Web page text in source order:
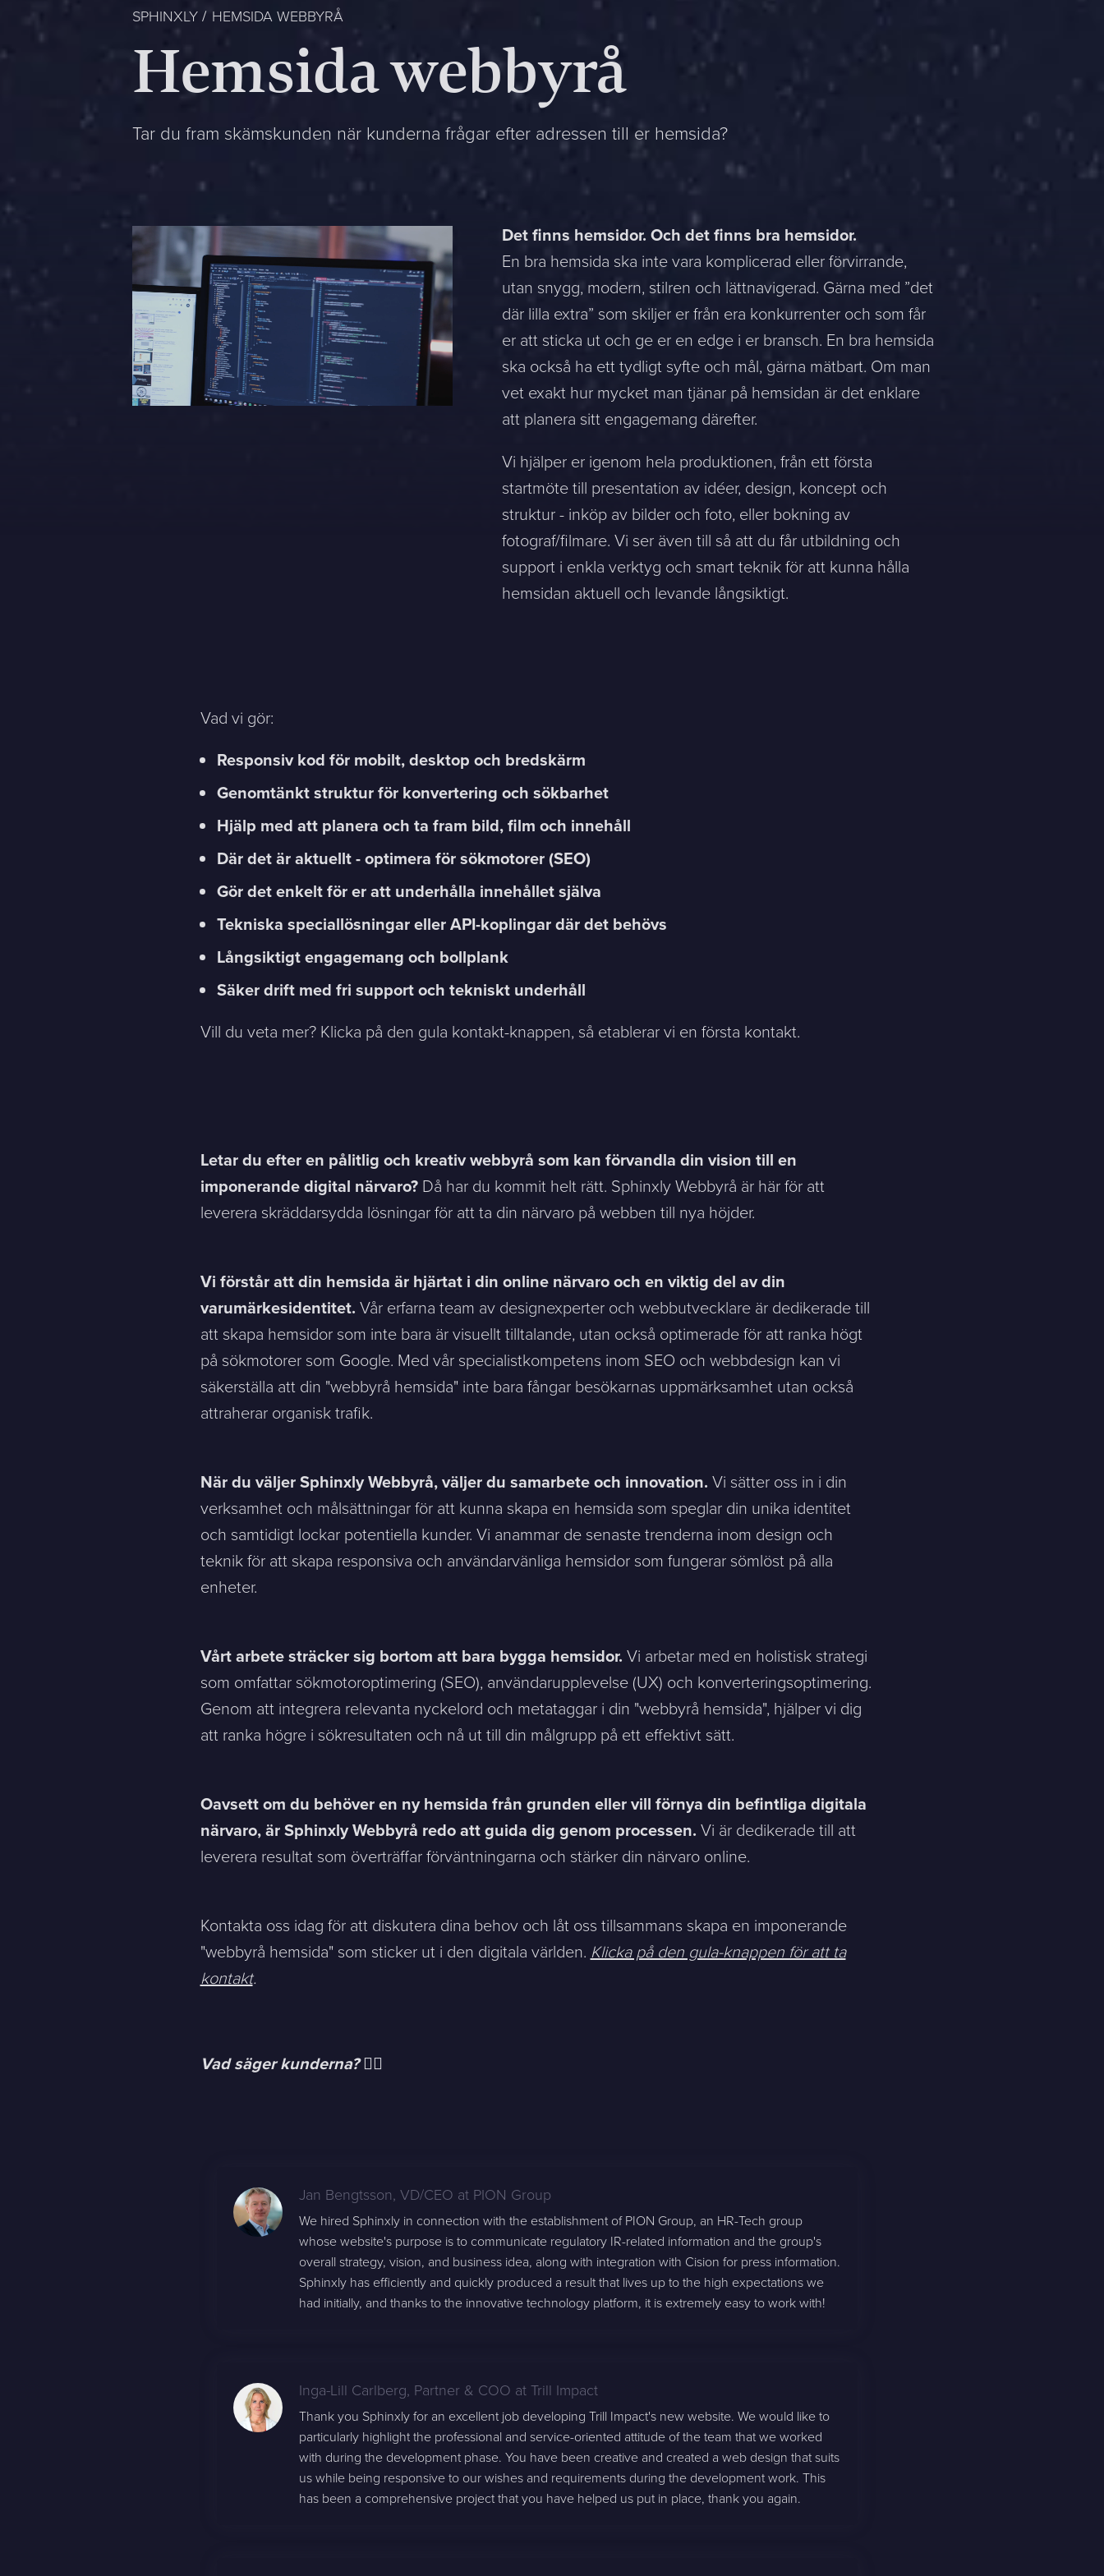
Contact
Jag vill... Mitt största problem är...
Company *
Det är OK att Sphinxly använder mina uppgifter för att kontakta mig. (
Skicka meddelande
+468-665 00 30
hej@sphinxly.se
Existing customer?
Support
About Us / Contact
training
SPHINXLY HEMSIDA WEBBYRÅ
Hemsida webbyrå
Tar du fram skämskunden när kunderna frågar efter adressen till er hemsida?
Det finns hemsidor. Och det finns bra hemsidor.
En bra hemsida ska inte vara komplicerad eller förvirrande,
utan snygg, modern, stilren och lättnavigerad. Gärna med ”det
där lilla extra” som skiljer er från era konkurrenter och som får
er att sticka ut och ge er en edge i er bransch. En bra hemsida
ska också ha ett tydligt syfte och mål, gärna mätbart. Om man
vet exakt hur mycket man tjänar på hemsidan är det enklare
att planera sitt engagemang därefter.
Vi hjälper er igenom hela produktionen, från ett första
startmöte till presentation av idéer, design, koncept och
struktur - inköp av bilder och foto, eller bokning av
fotograf/filmare. Vi ser även till så att du får utbildning och
support i enkla verktyg och smart teknik för att kunna hålla
hemsidan aktuell och levande långsiktigt.
Vad vi gör:
Responsiv kod för mobilt, desktop och bredskärm
Genomtänkt struktur för konvertering och sökbarhet
Hjälp med att planera och ta fram bild, film och innehåll
Där det är aktuellt - optimera för sökmotorer (SEO)
Gör det enkelt för er att underhålla innehållet själva
Tekniska speciallösningar eller API-koplingar där det behövs
Långsiktigt engagemang och bollplank
Säker drift med fri support och tekniskt underhåll
Vill du veta mer? Klicka på den gula kontakt-knappen, så etablerar vi en första kontakt.
Letar du efter en pålitlig och kreativ webbyrå som kan förvandla din vision till en
imponerande digital närvaro? Då har du kommit helt rätt. Sphinxly Webbyrå är här för att
leverera skräddarsydda lösningar för att ta din närvaro på webben till nya höjder.
Vi förstår att din hemsida är hjärtat i din online närvaro och en viktig del av din
varumärkesidentitet. Vår erfarna team av designexperter och webbutvecklare är dedikerade till
att skapa hemsidor som inte bara är visuellt tilltalande, utan också optimerade för att ranka högt
på sökmotorer som Google. Med vår specialistkompetens inom SEO och webbdesign kan vi
säkerställa att din "webbyrå hemsida" inte bara fångar besökarnas uppmärksamhet utan också
attraherar organisk trafik.
När du väljer Sphinxly Webbyrå, väljer du samarbete och innovation. Vi sätter oss in i din
verksamhet och målsättningar för att kunna skapa en hemsida som speglar din unika identitet
och samtidigt lockar potentiella kunder. Vi anammar de senaste trenderna inom design och
teknik för att skapa responsiva och användarvänliga hemsidor som fungerar sömlöst på alla
enheter.
Vårt arbete sträcker sig bortom att bara bygga hemsidor. Vi arbetar med en holistisk strategi
som omfattar sökmotoroptimering (SEO), användarupplevelse (UX) och konverteringsoptimering.
Genom att integrera relevanta nyckelord och metataggar i din "webbyrå hemsida", hjälper vi dig
att ranka högre i sökresultaten och nå ut till din målgrupp på ett effektivt sätt.
Oavsett om du behöver en ny hemsida från grunden eller vill förnya din befintliga digitala
närvaro, är Sphinxly Webbyrå redo att guida dig genom processen. Vi är dedikerade till att
leverera resultat som överträffar förväntningarna och stärker din närvaro online.
Kontakta oss idag för att diskutera dina behov och låt oss tillsammans skapa en imponerande
"webbyrå hemsida" som sticker ut i den digitala världen.Klicka på den gula-knappen för att ta
kontakt.
Vad sägerkunderna? 👇🏻
Jan Bengtsson, VD/CEO at PION Group
We hired Sphinxly in connection with the establishment of PION Group, an HR-Tech group
whose website's purpose is to communicate regulatory IR-related information and the group's
overall strategy, vision, and business idea, along with integration with Cision for press information.
Sphinxly has efficiently and quickly produced a result that lives up to the high expectations we
had initially, and thanks to the innovative technology platform, it is extremely easy to work with!
Inga-Lill Carlberg, Partner & COO at Trill Impact
Thank you Sphinxly for an excellent job developing Trill Impact's new website. We would like to
particularly highlight the professional and service-oriented attitude of the team that we worked
with during the development phase. You have been creative and created a web design that suits
us while being responsive to our wishes and requirements during the development work. This
has been a comprehensive project that you have helped us put in place, thank you again.